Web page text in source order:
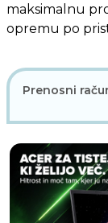
maksimalnu
opremu po
Prenosni